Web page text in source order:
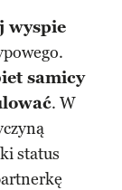
wyspie
samicy
. W
status